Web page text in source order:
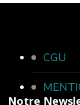
CGU
Notre